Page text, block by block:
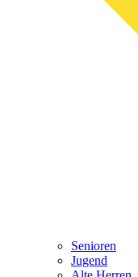
Senioren
Jugend